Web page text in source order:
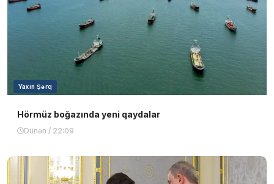
Yaxın Şərq
Hörmüz boğazında yeni qaydalar
Dünən / 22:09